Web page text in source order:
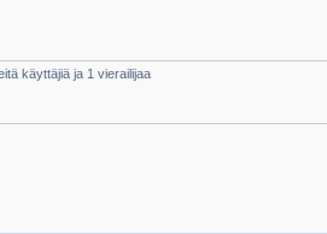
käyttäjiä ja 1 vierailijaa